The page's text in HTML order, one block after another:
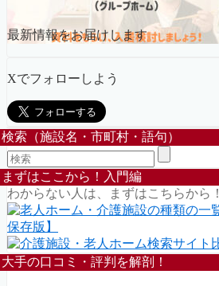
最新情報をお届けします
Xでフォローしよう
検索（施設名・市町村・語句）
まずはここから！入門編
わからない人は、まずはこちらから！
大手の口コミ・評判を解剖！